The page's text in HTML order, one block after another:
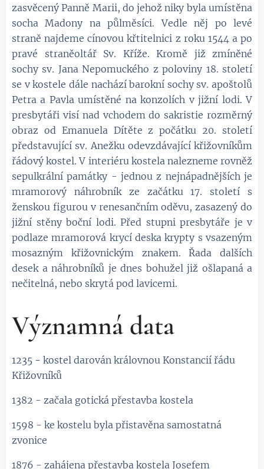
zasvěcený Panně Marii, do jehož niky byla umístěna
socha Madony na půlměsíci. Vedle něj po levé
straně najdeme cínovou křtitelnici z roku 1544 a po
pravé straněoltář Sv. Kříže. Kromě již zmíněné
sochy sv. Jana Nepomuckého z poloviny 18. století
se v kostele dále nachází barokní sochy sv. apoštolů
Petra a Pavla umístěné na konzolích v jižní lodi. V
presbytáři visí nad vchodem do sakristie rozměrný
obraz od Emanuela Dítěte z počátku 20. století
představující sv. Anežku odevzdávající křižovníkům
řádový kostel. V interiéru kostela nalezneme rovněž
sepulkrální památky - jednou z nejnápadnějších je
mramorový náhrobník ze začátku 17. století s
ženskou figurou v renesančním oděvu, zasazený do
jižní stěny boční lodi. Před stupni presbytáře je v
podlaze mramorová krycí deska krypty s vsazeným
mosazným křižovnickým znakem. Řada dalších
desek a náhrobníků je dnes bohužel již ošlapaná a
nečitelná, nebo skrytá pod lavicemi.
Významná data
1235 - kostel darován královnou Konstancií řádu
Křižovníků
1382 - začala gotická přestavba kostela
1598 - ke kostelu byla přistavěna samostatná
zvonice
1876 - zahájena přestavba kostela Josefem